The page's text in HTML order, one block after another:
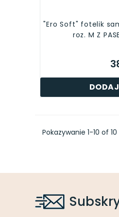
"Ero Soft" fotelik
roz. M Z
Pokazywanie 1-10 of